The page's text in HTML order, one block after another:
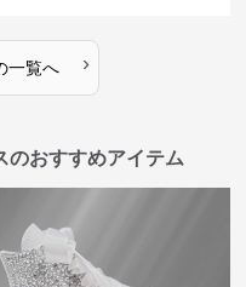
一覧へ ›
のおすすめアイテム